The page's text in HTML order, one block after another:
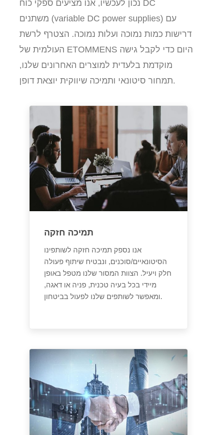
נכון לעכשיו, אנו מציעים ספקי כוח DC
משתנים (variable DC power supplies) עם
דרישות כמות נמוכה ועלות נמוכה. הצטרף לרשת
העולמית של ETOMMENS היום כדי לקבל גישה
מוקדמת בלעדית למוצרים האחרונים שלנו,
תמחור סיטונאי ותמיכה שיווקית יוצאת דופן.
תמיכה חזקה
אנו נספק תמיכה חזקה לשותפינו
הסיטונאיים/סוכנים, ונבטיח שיתוף פעולה
חלק ויעיל. הצוות המסור שלנו מטפל באופן
מיידי בכל בעיה טכנית, פניה או דאגה,
ומאפשר לשותפים שלנו לפעול בביטחון.